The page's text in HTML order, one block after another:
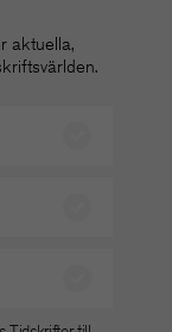
aktuella,